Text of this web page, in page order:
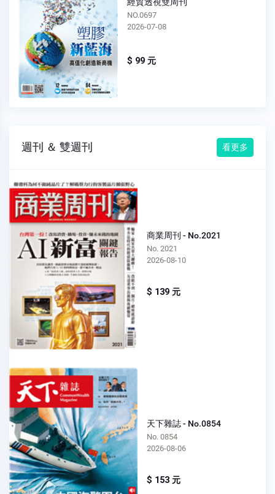
經貿透視雙周刊
NO.0696
2026-06-24
$ 99 元
週刊 ＆ 雙週刊 看更多
商業周刊 - No.2021
No. 2021
2026-08-10
$ 139 元
天下雜誌 - No.0854
No. 0854
2026-08-06
$ 153 元